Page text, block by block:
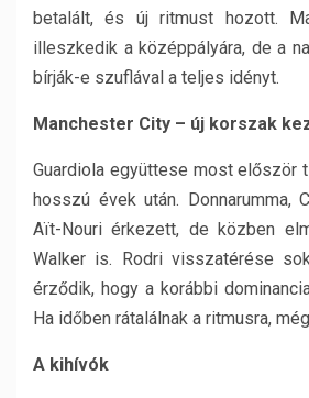
betalált, és új ritmust hozott.
illeszkedik a középpályára, de a
bírják-e szuflával a teljes idényt.
Manchester City – új korszak
Guardiola együttese most először
hosszú évek után. Donnarumma,
Aït-Nouri érkezett, de közben
Walker is. Rodri visszatérése
érződik, hogy a korábbi
Ha időben rátalálnak a ritmusra,
A kihívók